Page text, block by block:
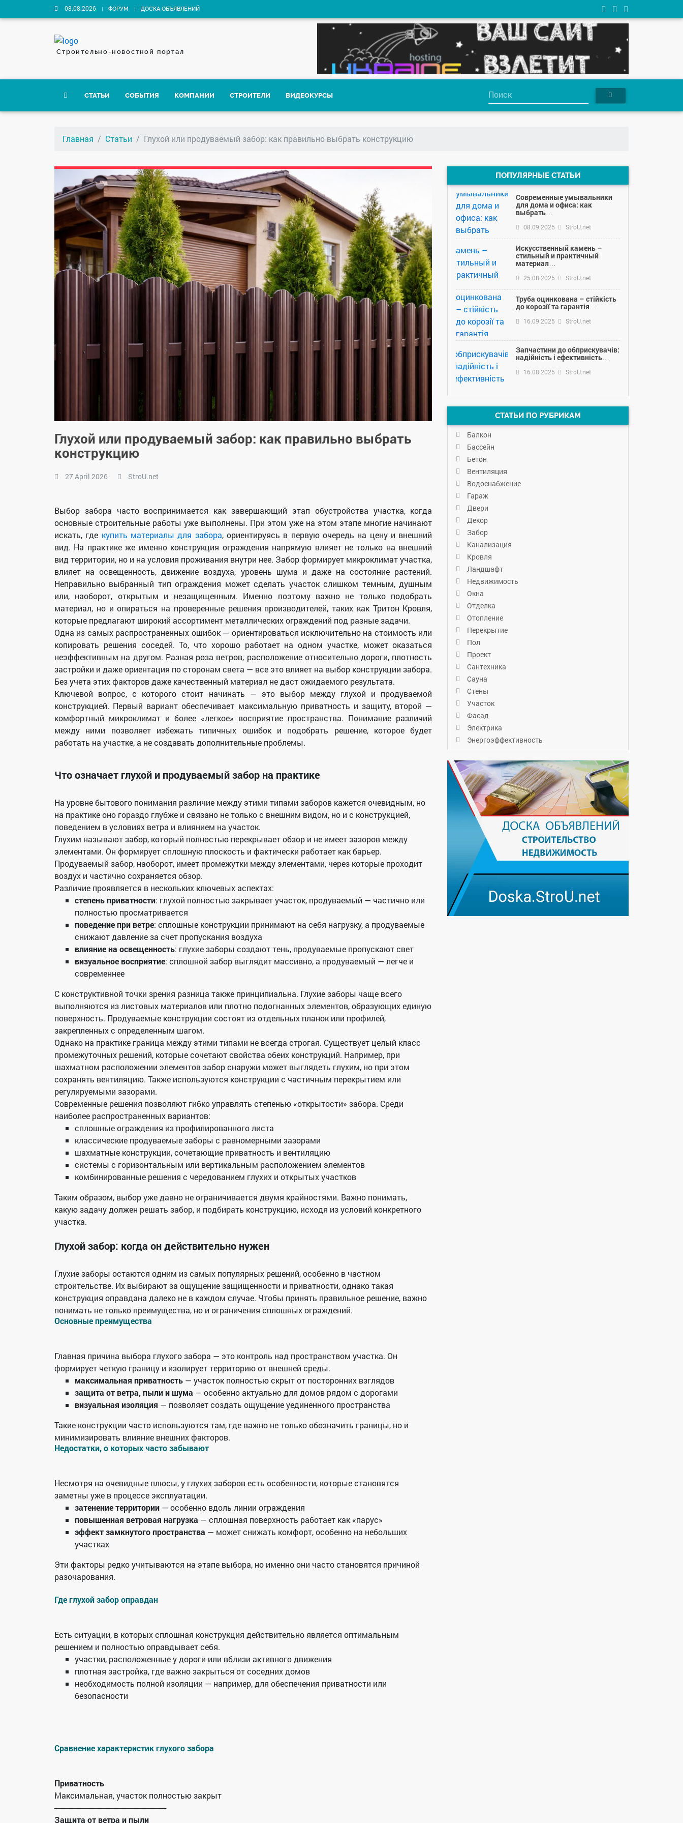
08.08.2026 ФОРУМ ДОСКА ОБЪЯВЛЕНИЙ
Строительно-новостной портал
СТАТЬИ СОБЫТИЯ КОМПАНИИ СТРОИТЕЛИ ВИДЕОКУРСЫ
Главная Статьи Глухой или продуваемый забор: как правильно выбрать конструкцию
Глухой или продуваемый забор: как правильно выбрать
конструкцию
27 April 2026 StroU.net
Выбор забора часто воспринимается как завершающий этап обустройства участка, когда
основные строительные работы уже выполнены. При этом уже на этом этапе многие начинают
искать, где купить материалы для забора, ориентируясь в первую очередь на цену и внешний
вид. На практике же именно конструкция ограждения напрямую влияет не только на внешний
вид территории, но и на условия проживания внутри нее. Забор формирует микроклимат участка,
влияет на освещенность, движение воздуха, уровень шума и даже на состояние растений.
Неправильно выбранный тип ограждения может сделать участок слишком темным, душным
или, наоборот, открытым и незащищенным. Именно поэтому важно не только подобрать
материал, но и опираться на проверенные решения производителей, таких как Тритон Кровля,
которые предлагают широкий ассортимент металлических ограждений под разные задачи.
Одна из самых распространенных ошибок — ориентироваться исключительно на стоимость или
копировать решения соседей. То, что хорошо работает на одном участке, может оказаться
неэффективным на другом. Разная роза ветров, расположение относительно дороги, плотность
застройки и даже ориентация по сторонам света — все это влияет на выбор конструкции забора.
Без учета этих факторов даже качественный материал не даст ожидаемого результата.
Ключевой вопрос, с которого стоит начинать — это выбор между глухой и продуваемой
конструкцией. Первый вариант обеспечивает максимальную приватность и защиту, второй —
комфортный микроклимат и более «легкое» восприятие пространства. Понимание различий
между ними позволяет избежать типичных ошибок и подобрать решение, которое будет
работать на участке, а не создавать дополнительные проблемы.
Что означает глухой и продуваемый забор на практике
На уровне бытового понимания различие между этими типами заборов кажется очевидным, но
на практике оно гораздо глубже и связано не только с внешним видом, но и с конструкцией,
поведением в условиях ветра и влиянием на участок.
Глухим называют забор, который полностью перекрывает обзор и не имеет зазоров между
элементами. Он формирует сплошную плоскость и фактически работает как барьер.
Продуваемый забор, наоборот, имеет промежутки между элементами, через которые проходит
воздух и частично сохраняется обзор.
Различие проявляется в нескольких ключевых аспектах:
степень приватности: глухой полностью закрывает участок, продуваемый — частично или
полностью просматривается
поведение при ветре: сплошные конструкции принимают на себя нагрузку, а продуваемые
снижают давление за счет пропускания воздуха
влияние на освещенность: глухие заборы создают тень, продуваемые пропускают свет
визуальное восприятие: сплошной забор выглядит массивно, а продуваемый — легче и
современнее
С конструктивной точки зрения разница также принципиальна. Глухие заборы чаще всего
выполняются из листовых материалов или плотно подогнанных элементов, образующих единую
поверхность. Продуваемые конструкции состоят из отдельных планок или профилей,
закрепленных с определенным шагом.
Однако на практике граница между этими типами не всегда строгая. Существует целый класс
промежуточных решений, которые сочетают свойства обеих конструкций. Например, при
шахматном расположении элементов забор снаружи может выглядеть глухим, но при этом
сохранять вентиляцию. Также используются конструкции с частичным перекрытием или
регулируемыми зазорами.
Современные решения позволяют гибко управлять степенью «открытости» забора. Среди
наиболее распространенных вариантов:
сплошные ограждения из профилированного листа
классические продуваемые заборы с равномерными зазорами
шахматные конструкции, сочетающие приватность и вентиляцию
системы с горизонтальным или вертикальным расположением элементов
комбинированные решения с чередованием глухих и открытых участков
Таким образом, выбор уже давно не ограничивается двумя крайностями. Важно понимать,
какую задачу должен решать забор, и подбирать конструкцию, исходя из условий конкретного
участка.
Глухой забор: когда он действительно нужен
Глухие заборы остаются одним из самых популярных решений, особенно в частном
строительстве. Их выбирают за ощущение защищенности и приватности, однако такая
конструкция оправдана далеко не в каждом случае. Чтобы принять правильное решение, важно
понимать не только преимущества, но и ограничения сплошных ограждений.
Основные преимущества
Главная причина выбора глухого забора — это контроль над пространством участка. Он
формирует четкую границу и изолирует территорию от внешней среды.
максимальная приватность — участок полностью скрыт от посторонних взглядов
защита от ветра, пыли и шума — особенно актуально для домов рядом с дорогами
визуальная изоляция — позволяет создать ощущение уединенного пространства
Такие конструкции часто используются там, где важно не только обозначить границы, но и
минимизировать влияние внешних факторов.
Недостатки, о которых часто забывают
Несмотря на очевидные плюсы, у глухих заборов есть особенности, которые становятся
заметны уже в процессе эксплуатации.
затенение территории — особенно вдоль линии ограждения
повышенная ветровая нагрузка — сплошная поверхность работает как «парус»
эффект замкнутого пространства — может снижать комфорт, особенно на небольших
участках
Эти факторы редко учитываются на этапе выбора, но именно они часто становятся причиной
разочарования.
Где глухой забор оправдан
Есть ситуации, в которых сплошная конструкция действительно является оптимальным
решением и полностью оправдывает себя.
участки, расположенные у дороги или вблизи активного движения
плотная застройка, где важно закрыться от соседних домов
необходимость полной изоляции — например, для обеспечения приватности или
безопасности
Сравнение характеристик глухого забора
Приватность
Максимальная, участок полностью закрыт
────────────────────
Защита от ветра и пыли
ПОПУЛЯРНЫЕ СТАТЬИ
Современные умывальники
для дома и офиса: как
выбрать…
08.09.2025 StroU.net
Искусственный камень –
стильный и практичный
материал…
25.08.2025 StroU.net
Труба оцинкована – стійкість
до корозії та гарантія…
16.09.2025 StroU.net
Запчастини до обприскувачів:
надійність і ефективність…
16.08.2025 StroU.net
СТАТЬИ ПО РУБРИКАМ
Балкон
Бассейн
Бетон
Вентиляция
Водоснабжение
Гараж
Двери
Декор
Забор
Канализация
Кровля
Ландшафт
Недвижимость
Окна
Отделка
Отопление
Перекрытие
Пол
Проект
Сантехника
Сауна
Стены
Участок
Фасад
Электрика
Энергоэффективность